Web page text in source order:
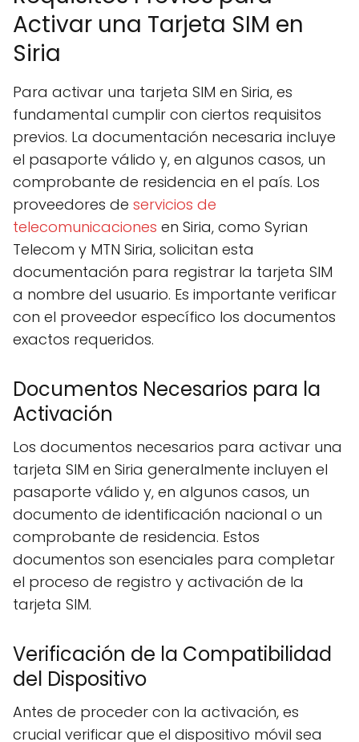
Activar una Tarjeta SIM en
Siria
Para activar una tarjeta SIM en Siria, es
fundamental cumplir con ciertos requisitos
previos. La documentación necesaria incluye
el pasaporte válido y, en algunos casos, un
comprobante de residencia en el país. Los
proveedores de servicios de
telecomunicaciones en Siria, como Syrian
Telecom y MTN Siria, solicitan esta
documentación para registrar la tarjeta SIM
a nombre del usuario. Es importante verificar
con el proveedor específico los documentos
exactos requeridos.
Documentos Necesarios para la
Activación
Los documentos necesarios para activar una
tarjeta SIM en Siria generalmente incluyen el
pasaporte válido y, en algunos casos, un
documento de identificación nacional o un
comprobante de residencia. Estos
documentos son esenciales para completar
el proceso de registro y activación de la
tarjeta SIM.
Verificación de la Compatibilidad
del Dispositivo
Antes de proceder con la activación, es
crucial verificar que el dispositivo móvil sea